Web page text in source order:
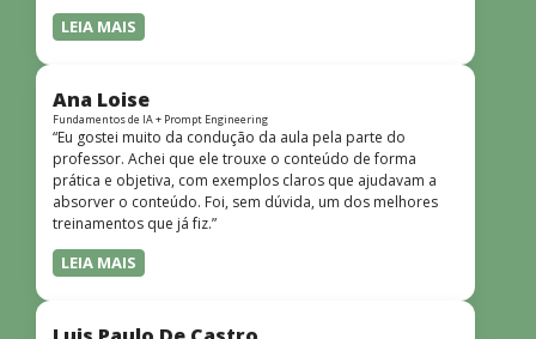
LEIA MAIS
Ana Loise
Fundamentos de IA + Prompt Engineering
“Eu gostei muito da condução da aula pela parte do
professor. Achei que ele trouxe o conteúdo de forma
prática e objetiva, com exemplos claros que ajudavam a
absorver o conteúdo. Foi, sem dúvida, um dos melhores
treinamentos que já fiz.”
LEIA MAIS